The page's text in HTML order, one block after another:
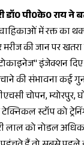
डॉ0 पी0के0 राय ने
में रक्त का
की जान पर
इंजेक्शन
की संभावना कई
चोपन, म्योरपुर,
स्टॉप को
लाल को नोडल